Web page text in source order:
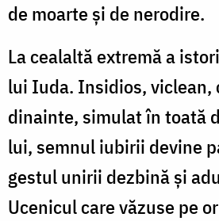
de moarte şi de nerodire.
La cealaltă extremă a
lui Iuda. Insidios, viclean,
dinainte, simulat în toată
lui, semnul iubirii devine
gestul unirii dezbină şi
Ucenicul care văzuse pe